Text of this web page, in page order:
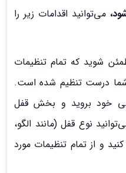
می‌توانید اقدامات زیر را
شوید که تمام تنظیمات
درست تنظیم شده است.
خود بروید و بخش قفل
نوع قفل (مانند الگو،
و از تمام تنظیمات مورد